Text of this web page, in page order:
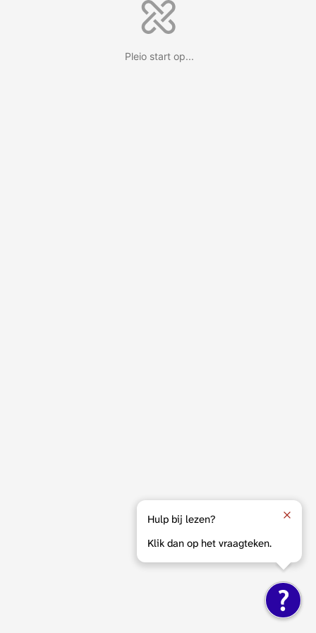
Pleio start op...
Hulp bij lezen?
Klik dan op het vraagteken.